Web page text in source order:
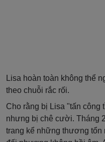
Lisa hoàn toàn không thể
theo chuỗi rắc rối.
Cho rằng bị Lisa "tấn công
nhưng bị chê cười. Tháng
trang kể những thương tổn